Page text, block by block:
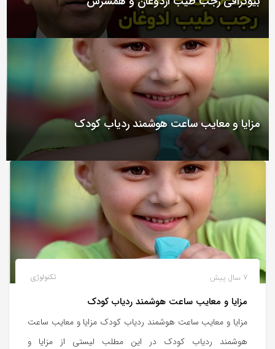
به
اشتراک
بگذارید.
کپی
لینک
مزایا و معایب ساعت هوشمند ردیاب کودک
تکنولوژی 7 سال پیش
مزایا و معایب ساعت هوشمند ردیاب کودک
مزایا و معایب ساعت هوشمند ردیاب کودک مزایا و معایب ساعت
هوشمند ردیاب کودک در این مطلب لیستی از مزایا و